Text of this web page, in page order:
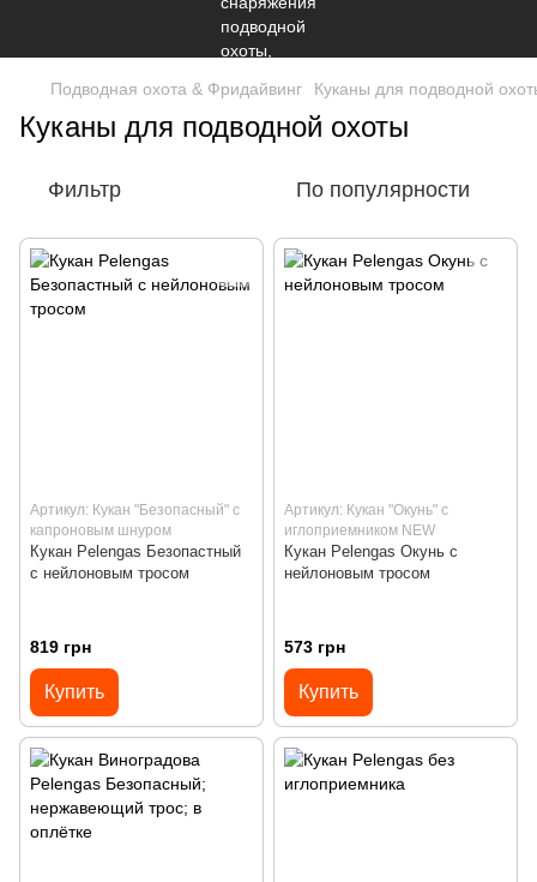
Подводная охота & Фридайвинг Куканы для подводной
Куканы для подводной охоты
Фильтр По популярности
Артикул: Кукан "Безопасный" с
капроновым шнуром
Кукан Pelengas Безопастный
с нейлоновым тросом
819 грн
Купить
Артикул: Кукан "Окунь" с
иглоприемником NEW
Кукан Pelengas Окунь с
нейлоновым тросом
573 грн
Купить